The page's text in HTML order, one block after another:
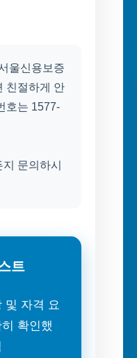
울신용보증
친절하게 안
호는 1577-
문의하시
트
및 자격 요
확인했